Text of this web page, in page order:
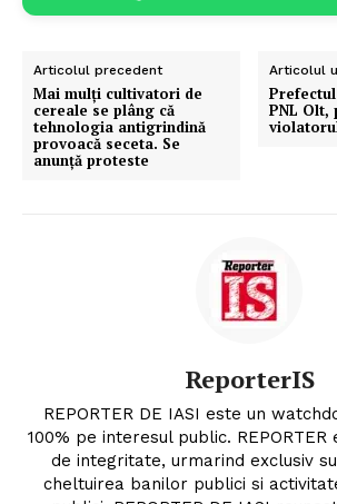
Articolul precedent
Mai mulți cultivatori de
cereale se plâng că
tehnologia antigrindină
provoacă seceta. Se
anunţă proteste
Articolul
PNL Olt,
ReporterIS
REPORTER DE IASI este un
100% pe interesul public.
de integritate, urmarind exclusiv
cheltuirea banilor publici si